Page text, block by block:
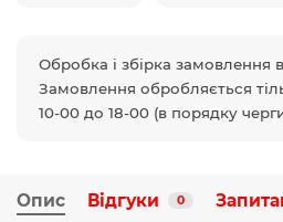
Обробка і збірка замовлення
Замовлення обробляється
10-00 до 18-00 (в порядку
Опис Відгуки 0